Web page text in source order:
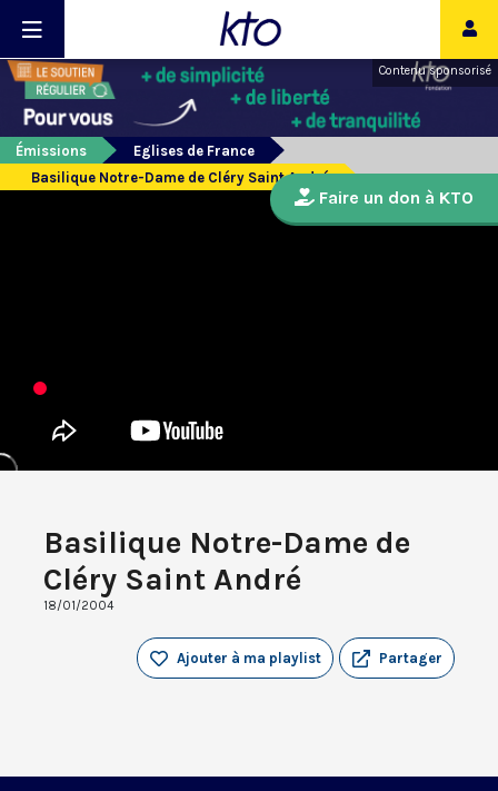
Contenu sponsorisé
Émissions
Eglises de France
Basilique Notre-Dame de Cléry Saint André
Basilique Notre-Dame de
Cléry Saint André
18/01/2004
Partager
Ajouter à ma playlist
Faire un don à KTO